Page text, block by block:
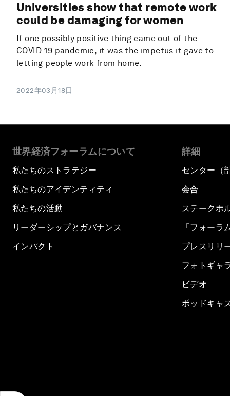
Universities show that remote work
could be damaging for women
If one possibly positive thing came out of the
COVID-19 pandemic, it was the impetus it gave to
letting people work from home.
2022年03月18日
世界経済フォーラムについて
私たちのストラテジー
私たちのアイデンティティ
私たちの活動
リーダーシップとガバナンス
インパクト
詳細
センター（
会合
ステークホ
「フォーラ
プレスリリ
フォトギャ
ビデオ
ポッドキャ